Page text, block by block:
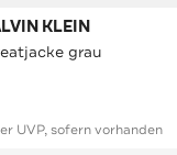
KLEIN
grau
UVP, sofern vorhanden